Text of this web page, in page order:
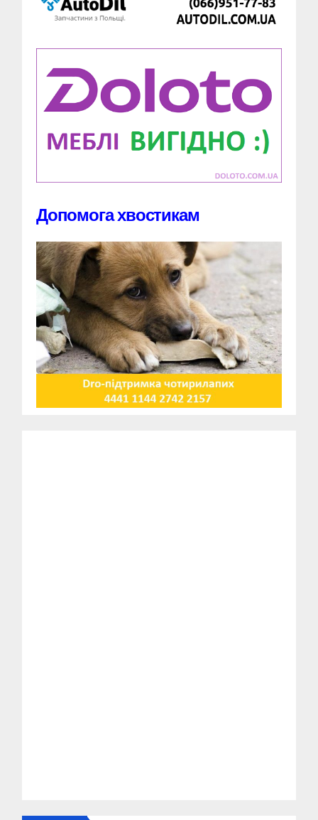
Допомога хвостикам